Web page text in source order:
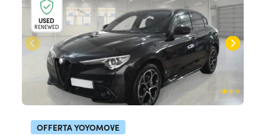
OFFERTE NOLEGGIO
LUNGO TERMINE
Privati
Aziende e P.IVA
OFFERTE NOLEGGIO
AUTO USATE
CHI SIAMO
La nostra storia
Lavora con noi
COME FUNZIONA
PERCHÉ CONVIENE
USED
RENEWED
OFFERTA YOYOMOVE